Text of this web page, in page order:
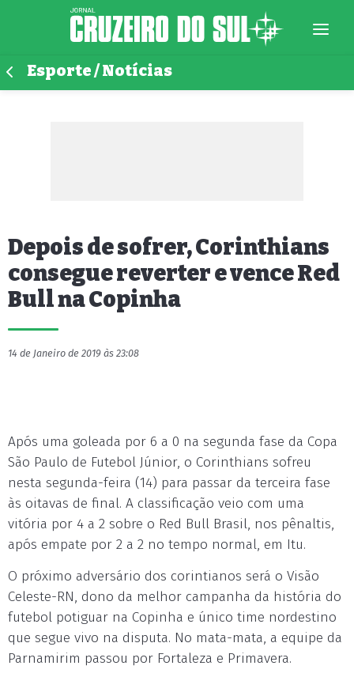
Esporte / Notícias
Depois de sofrer, Corinthians
consegue reverter e vence Red
Bull na Copinha
14 de Janeiro de 2019 às 23:08
Após uma goleada por 6 a 0 na segunda fase da Copa
São Paulo de Futebol Júnior, o Corinthians sofreu
nesta segunda-feira (14) para passar da terceira fase
às oitavas de final. A classificação veio com uma
vitória por 4 a 2 sobre o Red Bull Brasil, nos pênaltis,
após empate por 2 a 2 no tempo normal, em Itu.
O próximo adversário dos corintianos será o Visão
Celeste-RN, dono da melhor campanha da história do
futebol potiguar na Copinha e único time nordestino
que segue vivo na disputa. No mata-mata, a equipe da
Parnamirim passou por Fortaleza e Primavera.